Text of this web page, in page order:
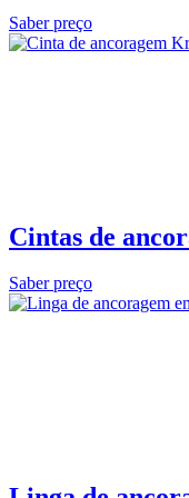
Saber preço
Cintas de
Saber preço